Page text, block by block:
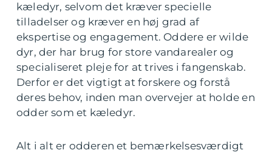
kæledyr, selvom det kræver specielle
tilladelser og kræver en høj grad af
ekspertise og engagement. Oddere er wilde
dyr, der har brug for store vandarealer og
specialiseret pleje for at trives i fangenskab.
Derfor er det vigtigt at forskere og forstå
deres behov, inden man overvejer at holde en
odder som et kæledyr.
Alt i alt er odderen et bemærkelsesværdigt